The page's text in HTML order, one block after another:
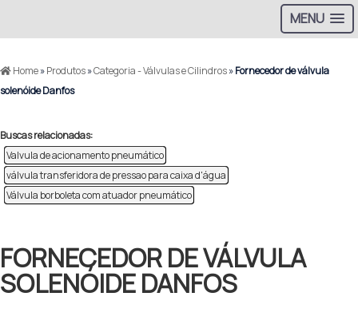
MENU
Home»Produtos»Categoria - Válvulas e Cilindros»Fornecedor de válvula
solenóide Danfos
Buscas relacionadas:
Valvula de acionamento pneumático
válvula transferidora de pressao para caixa d'água
Válvula borboleta com atuador pneumático
FORNECEDOR DE VÁLVULA
SOLENÓIDE DANFOS